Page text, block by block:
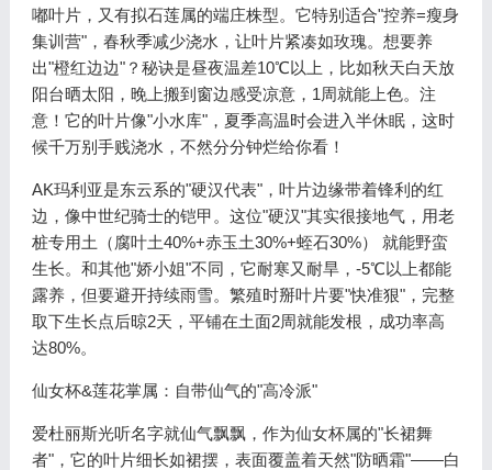
嘟叶片，又有拟石莲属的端庄株型。它特别适合"控养=瘦身
集训营"，春秋季减少浇水，让叶片紧凑如玫瑰。想要养
出"橙红边边"？秘诀是昼夜温差10℃以上，比如秋天白天放
阳台晒太阳，晚上搬到窗边感受凉意，1周就能上色。注
意！它的叶片像"小水库"，夏季高温时会进入半休眠，这时
候千万别手贱浇水，不然分分钟烂给你看！
AK玛利亚是东云系的"硬汉代表"，叶片边缘带着锋利的红
边，像中世纪骑士的铠甲。这位"硬汉"其实很接地气，用老
桩专用土（腐叶土40%+赤玉土30%+蛭石30%） 就能野蛮
生长。和其他"娇小姐"不同，它耐寒又耐旱，-5℃以上都能
露养，但要避开持续雨雪。繁殖时掰叶片要"快准狠"，完整
取下生长点后晾2天，平铺在土面2周就能发根，成功率高
达80%。
仙女杯&莲花掌属：自带仙气的"高冷派"
爱杜丽斯光听名字就仙气飘飘，作为仙女杯属的"长裙舞
者"，它的叶片细长如裙摆，表面覆盖着天然"防晒霜"——白